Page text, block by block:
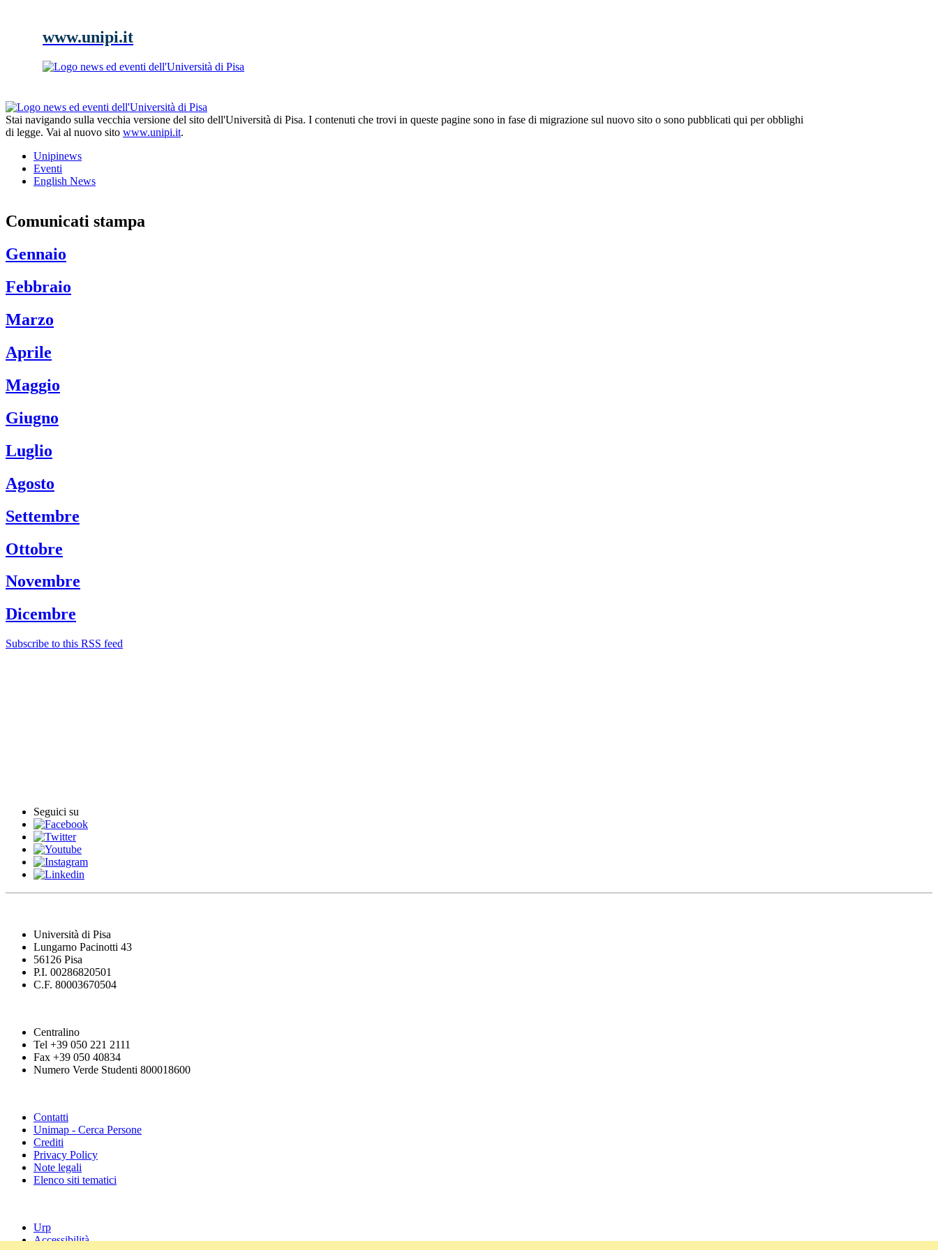
www.unipi.it
Stai navigando sulla vecchia versione del sito dell'Università di Pisa. I contenuti che trovi in queste pagine sono in fase di migrazione sul nuovo sito o sono pubblicati qui per obblighi
di legge. Vai al nuovo sito www.unipi.it.
Unipinews
Eventi
English News
Comunicati stampa
Gennaio
Febbraio
Marzo
Aprile
Maggio
Giugno
Luglio
Agosto
Settembre
Ottobre
Novembre
Dicembre
Subscribe to this RSS feed
Seguici su
Università di Pisa
Lungarno Pacinotti 43
56126 Pisa
P.I. 00286820501
C.F. 80003670504
Centralino
Tel +39 050 221 2111
Fax +39 050 40834
Numero Verde Studenti 800018600
Contatti
Unimap - Cerca Persone
Crediti
Privacy Policy
Note legali
Elenco siti tematici
Urp
Accessibilità